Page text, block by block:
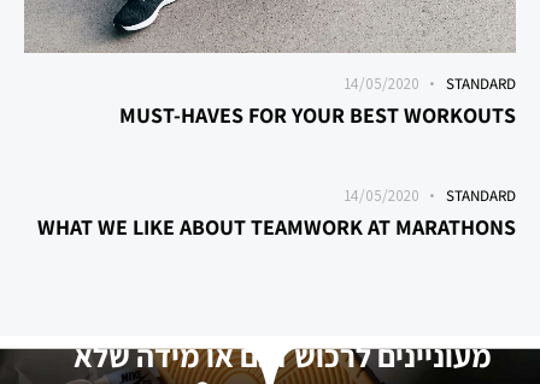
STANDARD
14/05/2020
MUST-HAVES FOR YOUR BEST WORKOUTS
STANDARD
14/05/2020
WHAT WE LIKE ABOUT TEAMWORK AT MARATHONS
מעוניינים לרכוש דגם או מידה שלא